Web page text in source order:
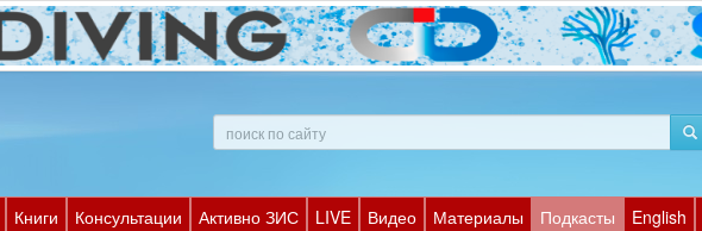
Книги Консультации Активно ЗИС LIVE Видео Материалы Подкасты English